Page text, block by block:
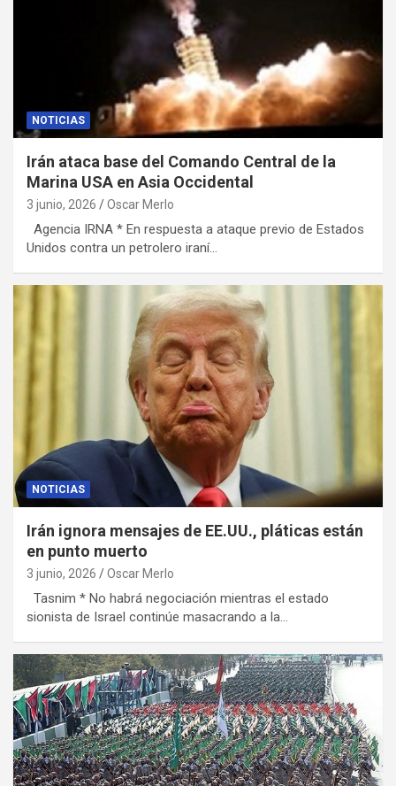
NOTICIAS
Irán ataca base del Comando Central de la
Marina USA en Asia Occidental
3 junio, 2026 Oscar Merlo
Agencia IRNA * En respuesta a ataque previo de Estados
Unidos contra un petrolero iraní…
NOTICIAS
Irán ignora mensajes de EE.UU., pláticas están
en punto muerto
3 junio, 2026 Oscar Merlo
Tasnim * No habrá negociación mientras el estado
sionista de Israel continúe masacrando a la…